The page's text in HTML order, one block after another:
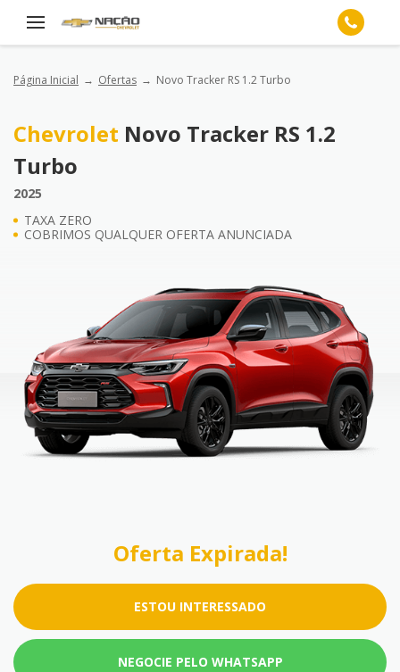
Página Inicial Ofertas Novo Tracker RS 1.2 Turbo
Chevrolet Novo Tracker RS 1.2
Turbo
2025
TAXA ZERO
COBRIMOS QUALQUER OFERTA ANUNCIADA
Oferta Expirada!
ESTOU INTERESSADO
NEGOCIE PELO WHATSAPP